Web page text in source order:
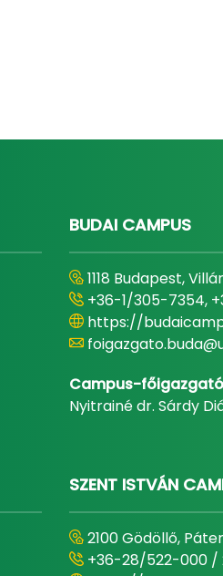
BUDAI CAMPUS
1118 Budapest,
+36-1/305-7354,
https://
Campus-főigazgató
Nyitrainé dr. Sárdy
SZENT ISTVÁN
2100 Gödöllő,
+36-28/522-000 /